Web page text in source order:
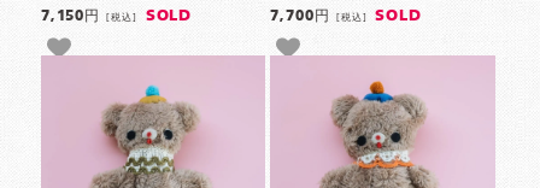
7,150円[税込] SOLD 7,700円 [税込] SOLD